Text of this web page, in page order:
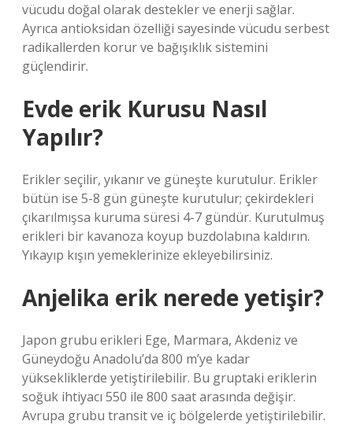
vücudu doğal olarak destekler ve enerji sağlar.
Ayrıca antioksidan özelliği sayesinde vücudu serbest
radikallerden korur ve bağışıklık sistemini
güçlendirir.
Evde erik Kurusu Nasıl
Yapılır?
Erikler seçilir, yıkanır ve güneşte kurutulur. Erikler
bütün ise 5-8 gün güneşte kurutulur; çekirdekleri
çıkarılmışsa kuruma süresi 4-7 gündür. Kurutulmuş
erikleri bir kavanoza koyup buzdolabına kaldırın.
Yıkayıp kışın yemeklerinize ekleyebilirsiniz.
Anjelika erik nerede yetişir?
Japon grubu erikleri Ege, Marmara, Akdeniz ve
Güneydoğu Anadolu’da 800 m’ye kadar
yüksekliklerde yetiştirilebilir. Bu gruptaki eriklerin
soğuk ihtiyacı 550 ile 800 saat arasında değişir.
Avrupa grubu transit ve iç bölgelerde yetiştirilebilir.